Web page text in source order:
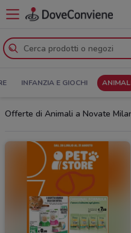
INFANZIA E GIOCHI
Offerte di Animali a Novate